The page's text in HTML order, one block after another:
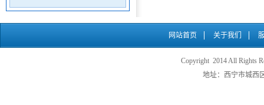
网站首页 关于我们
Copyright 2014 All Rights
地址：西宁市城西